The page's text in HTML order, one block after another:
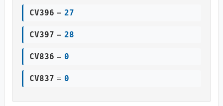
CV396 = 27
CV397 = 28
CV836 = 0
CV837 = 0